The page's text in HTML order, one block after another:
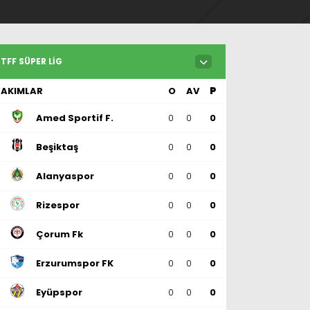
TFF SÜPER LIG
O AV P
Amed Sportif F. 0 0 0
Beşiktaş 0 0 0
Alanyaspor 0 0 0
Rizespor 0 0 0
Çorum Fk 0 0 0
Erzurumspor FK 0 0 0
Eyüpspor 0 0 0